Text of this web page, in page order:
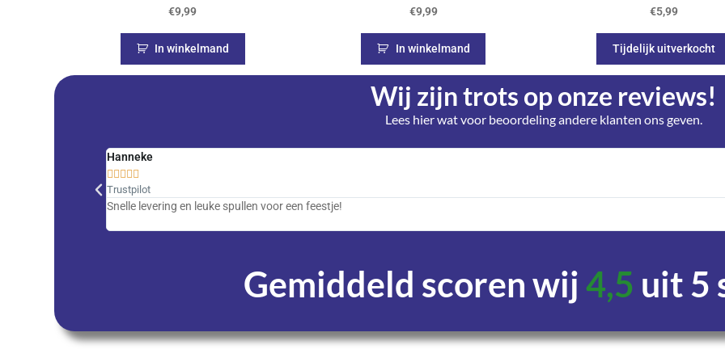
€9,99
In winkelmand
€9,99
In winkelmand
€5,99
Tijdelijk uitverkocht
Wij zijn trots op onze reviews!
Lees hier wat voor beoordeling andere klanten ons geven.
Hanneke
    
Trustpilot
Snelle levering en leuke spullen voor een feestje!
Gemiddeld scoren wij4,5 uit 5